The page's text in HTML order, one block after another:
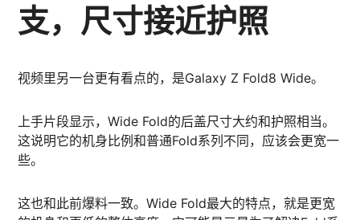
支，尺寸接近护照
视频里另一台更有看点的，是Galaxy Z Fold8 Wide。
上手片段显示，Wide Fold的后盖尺寸大约和护照相当。
这说明它的机身比例和普通Fold系列不同，应该会更宽一
些。
这也和此前爆料一致。Wide Fold最大的特点，就是更宽